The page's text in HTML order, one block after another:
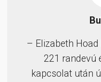
– Elizabeth
221 randevú
kapcsolat után